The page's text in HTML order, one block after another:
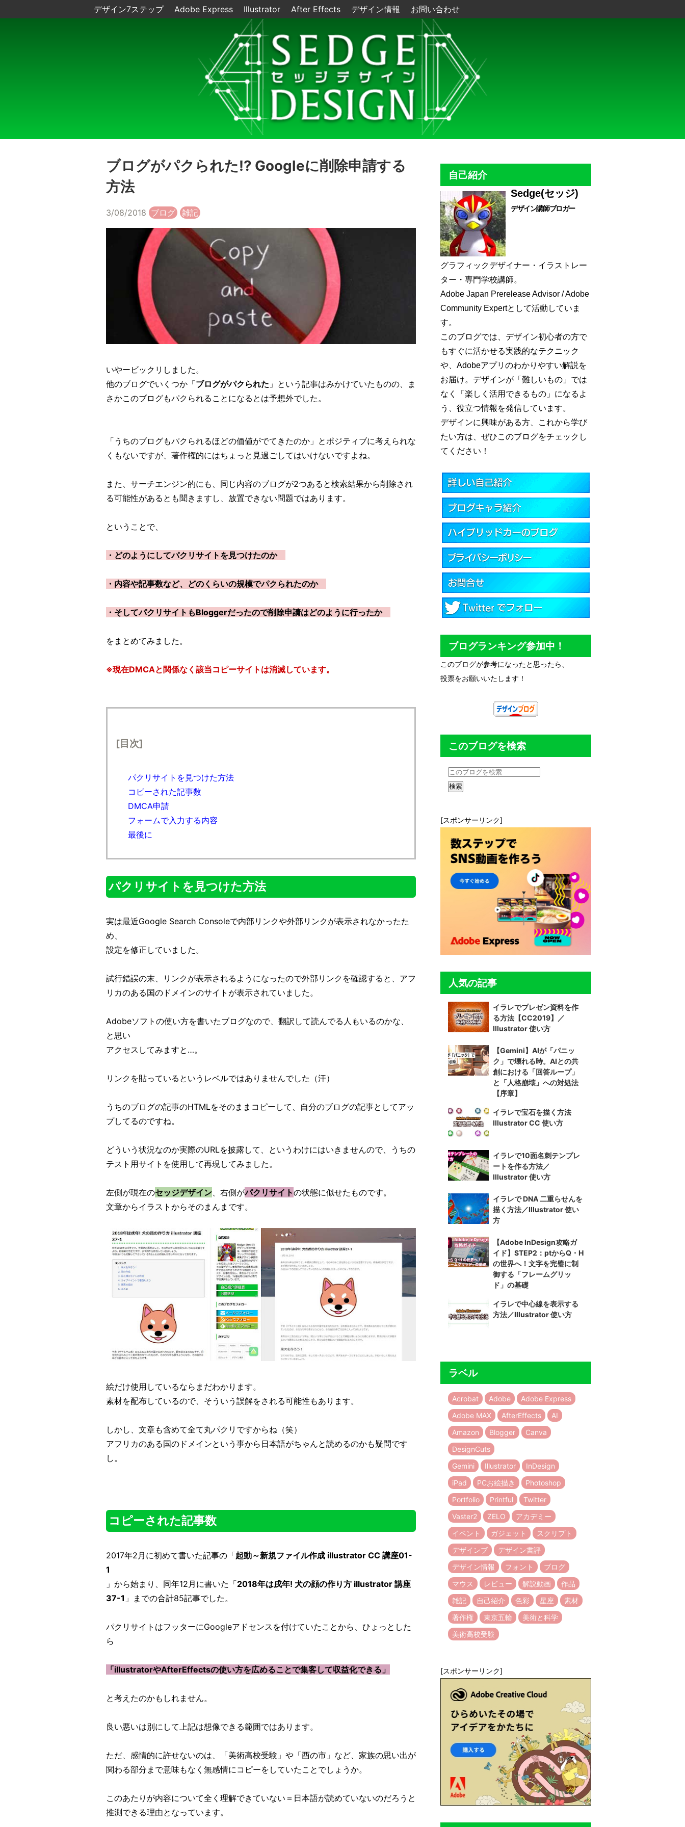
デザイン7ステップ Adobe Express Illustrator After Effects デザイン情報 お問い合わせ
ブログがパクられた!? Googleに削除申請する
方法
3/08/2018 ブログ 雑記
いやービックリしました。
他のブログでいくつか「ブログがパクられた 」という記事はみかけていたものの、ま
さかこのブログもパクられることになるとは予想外でした。
「うちのブログもパクられるほどの価値がでてきたのか」とポジティブに考えられな
くもないですが、著作権的にはちょっと見過ごしてはいけないですよね。
また、サーチエンジン的にも、同じ内容のブログが2つあると検索結果から削除され
る可能性があるとも聞きますし、放置できない問題ではあります。
ということで、
・どのようにしてパクリサイトを見つけたのか
・内容や記事数など、どのくらいの規模でパクられたのか
・そしてパクリサイトもBloggerだったので削除申請はどのように行ったか
をまとめてみました。
※現在DMCAと関係なく該当コピーサイトは消滅しています。
[目次]
パクリサイトを見つけた方法
コピーされた記事数
DMCA申請
フォームで入力する内容
最後に
パクリサイトを見つけた方法
実は最近Google Search Consoleで内部リンクや外部リンクが表示されなかったた
め、
設定を修正していました。
試行錯誤の末、リンクが表示されるようになったので外部リンクを確認すると、アフ
リカのある国のドメインのサイトが表示されていました。
Adobeソフトの使い方を書いたブログなので、翻訳して読んでる人もいるのかな、
と思い
アクセスしてみますと…。
リンクを貼っているというレベルではありませんでした（汗）
うちのブログの記事のHTMLをそのままコピーして、自分のブログの記事としてアッ
プしてるのですね。
どういう状況なのか実際のURLを披露して、というわけにはいきませんので、うちの
テスト用サイトを使用して再現してみました。
左側が現在のセッジデザイン、右側がパクリサイトの状態に似せたものです。
文章からイラストからそのまんまです。
絵だけ使用しているならまだわかります。
素材を配布しているので、そういう誤解をされる可能性もあります。
しかし、文章も含めて全て丸パクリですからね（笑）
アフリカのある国のドメインという事から日本語がちゃんと読めるのかも疑問です
し。
コピーされた記事数
2017年2月に初めて書いた記事の「起動～新規ファイル作成 illustrator CC 講座01-
1
」から始まり、同年12月に書いた「2018年は戌年! 犬の顔の作り方 illustrator 講座
37-1 」までの合計85記事でした。
パクリサイトはフッターにGoogleアドセンスを付けていたことから、ひょっとした
ら
「illustratorやAfterEffectsの使い方を広めることで集客して収益化できる」
と考えたのかもしれません。
良い悪いは別にして上記は想像できる範囲ではあります。
ただ、感情的に許せないのは、「美術高校受験」や「酉の市」など、家族の思い出が
関わる部分まで意味もなく無感情にコピーをしていたことでしょうか。
このあたりが内容について全く理解できていない＝日本語が読めていないのだろうと
推測できる理由となっています。
自己紹介
Sedge(セッジ)
デザイン講師ブロガー
グラフィックデザイナー・イラストレー
ター・専門学校講師。
Adobe Japan Prerelease Advisor / Adobe
Community Expertとして活動していま
す。
このブログでは、デザイン初心者の方で
もすぐに活かせる実践的なテクニック
や、Adobeアプリのわかりやすい解説を
お届け。デザインが「難しいもの」では
なく「楽しく活用できるもの」になるよ
う、役立つ情報を発信しています。
デザインに興味がある方、これから学び
たい方は、ぜひこのブログをチェックし
てください！
ブログランキング参加中！
このブログが参考になったと思ったら、
投票をお願いいたします！
このブログを検索
[スポンサーリンク]
人気の記事
イラレでプレゼン資料を作
る方法【CC2019】／
Illustrator 使い方
【Gemini】AIが「パニッ
ク」で壊れる時。AIとの共
創における「回答ループ」
と「人格崩壊」への対処法
【序章】
イラレで宝石を描く方法
Illustrator CC 使い方
イラレで10面名刺テンプレ
ートを作る方法／
Illustrator 使い方
イラレで DNA 二重らせんを
描く方法／Illustrator 使い
方
【Adobe InDesign攻略ガ
イド】STEP2：ptからQ・H
の世界へ！文字を完璧に制
御する「フレームグリッ
ド」の基礎
イラレで中心線を表示する
方法／Illustrator 使い方
ラベル
Acrobat Adobe
Adobe Express
Adobe MAX
AfterEffects
AI
Amazon
Blogger
Canva
DesignCuts
Gemini
Illustrator
InDesign
iPad
PCお絵描き
Photoshop
Portfolio
Printful
Twitter
Vaster2
ZELO
アカデミー
イベント
ガジェット
スクリプト
デザインブ
デザイン書評
デザイン情報
フォント
ブログ
マウス
レビュー 解説動画
作品
雑記
自己紹介 色彩 星座
素材
著作権
東京五輪
美術と科学
美術高校受験
[スポンサーリンク]